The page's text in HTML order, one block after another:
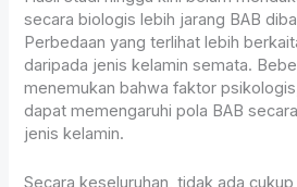
secara biologis lebih jarang BAB
Perbedaan yang terlihat lebih
daripada jenis kelamin semata.
menemukan bahwa faktor
dapat memengaruhi pola BAB
jenis kelamin.
Secara keseluruhan, tidak ada